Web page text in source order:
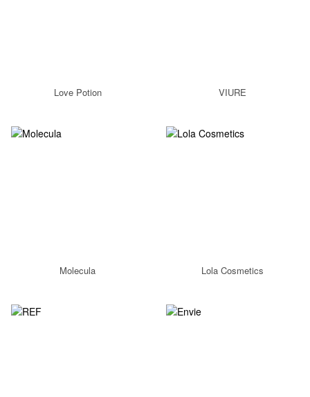
Love Potion VIURE
Molecula Lola Cosmetics